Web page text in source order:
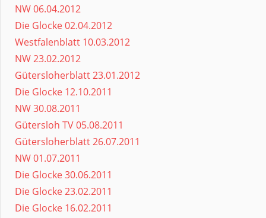
NW 06.04.2012
Die Glocke 02.04.2012
Westfalenblatt 10.03.2012
NW 23.02.2012
Gütersloherblatt 23.01.2012
Die Glocke 12.10.2011
NW 30.08.2011
Gütersloh TV 05.08.2011
Gütersloherblatt 26.07.2011
NW 01.07.2011
Die Glocke 30.06.2011
Die Glocke 23.02.2011
Die Glocke 16.02.2011